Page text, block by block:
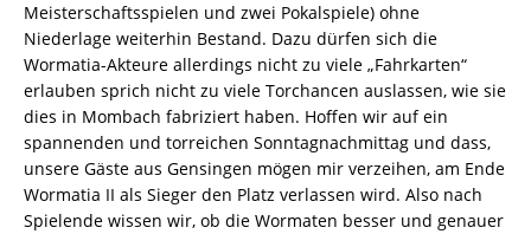
Meisterschaftsspielen und zwei Pokalspiele) ohne
Niederlage weiterhin Bestand. Dazu dürfen sich die
Wormatia-Akteure allerdings nicht zu viele „Fahrkarten“
erlauben sprich nicht zu viele Torchancen auslassen, wie sie
dies in Mombach fabriziert haben. Hoffen wir auf ein
spannenden und torreichen Sonntagnachmittag und dass,
unsere Gäste aus Gensingen mögen mir verzeihen, am Ende
Wormatia II als Sieger den Platz verlassen wird. Also nach
Spielende wissen wir, ob die Wormaten besser und genauer